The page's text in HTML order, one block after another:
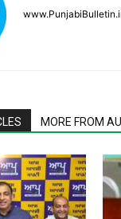
MORE FROM